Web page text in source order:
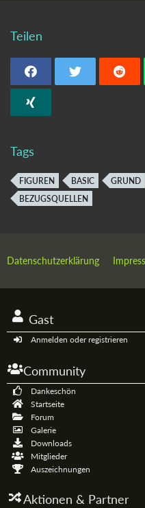
Teilen
Tags
FIGUREN BASIC GRUND
BEZUGSQUELLEN
Datenschutzerklärung
Gast
Anmelden oder registrieren
Community
Dankeschön
Startseite
Forum
Galerie
Downloads
Mitglieder
Auszeichnungen
Aktionen & Partner